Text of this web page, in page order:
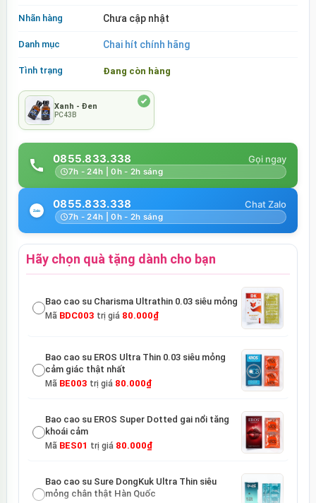
Nhãn hàng Chưa cập nhật
Danh mục Chai hít chính hãng
Tình trạng Đang còn hàng
Xanh - Đen
PC43B
0855.833.338
7h - 24h | 0h - 2h sáng
0855.833.338
7h - 24h | 0h - 2h sáng
Hãy chọn quà tặng dành cho bạn
Bao cao su Charisma Ultrathin 0.03 siêu mỏng
Mã BDC003 trị giá 80.000₫
Bao cao su EROS Ultra Thin 0.03 siêu mỏng
cảm giác thật nhất
Mã BE003 trị giá 80.000₫
Bao cao su EROS Super Dotted gai nổi tăng
khoái cảm
Mã BES01 trị giá 80.000₫
Bao cao su Sure DongKuk Ultra Thin siêu
mỏng chân thật Hàn Quốc